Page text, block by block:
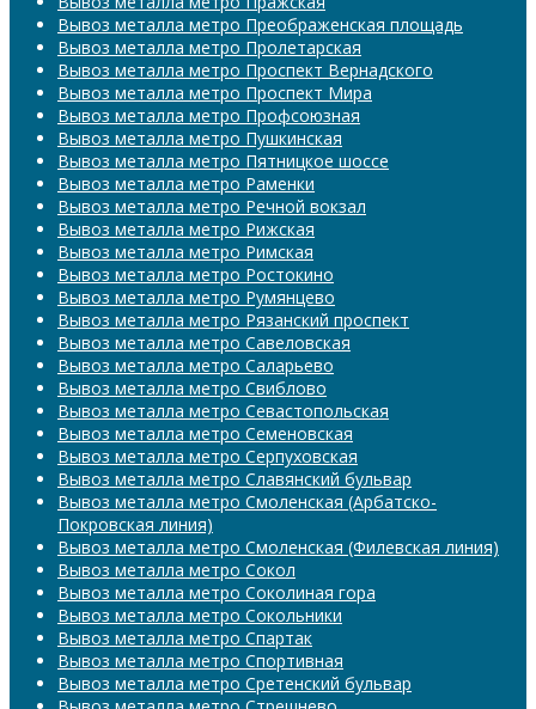
Вывоз металла метро Преображенская площадь
Вывоз металла метро Пролетарская
Вывоз металла метро Проспект Вернадского
Вывоз металла метро Проспект Мира
Вывоз металла метро Профсоюзная
Вывоз металла метро Пушкинская
Вывоз металла метро Пятницкое шоссе
Вывоз металла метро Раменки
Вывоз металла метро Речной вокзал
Вывоз металла метро Рижская
Вывоз металла метро Римская
Вывоз металла метро Ростокино
Вывоз металла метро Румянцево
Вывоз металла метро Рязанский проспект
Вывоз металла метро Савеловская
Вывоз металла метро Саларьево
Вывоз металла метро Свиблово
Вывоз металла метро Севастопольская
Вывоз металла метро Семеновская
Вывоз металла метро Серпуховская
Вывоз металла метро Славянский бульвар
Вывоз металла метро Смоленская (Арбатско-
Покровская линия)
Вывоз металла метро Смоленская (Филевская линия)
Вывоз металла метро Сокол
Вывоз металла метро Соколиная гора
Вывоз металла метро Сокольники
Вывоз металла метро Спартак
Вывоз металла метро Спортивная
Вывоз металла метро Сретенский бульвар